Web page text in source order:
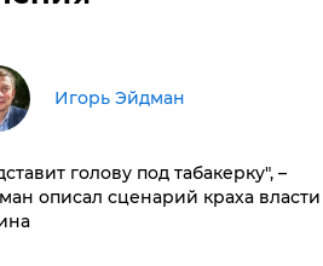
Игорь Эйдман
голову под табакерку", –
описал сценарий краха власти